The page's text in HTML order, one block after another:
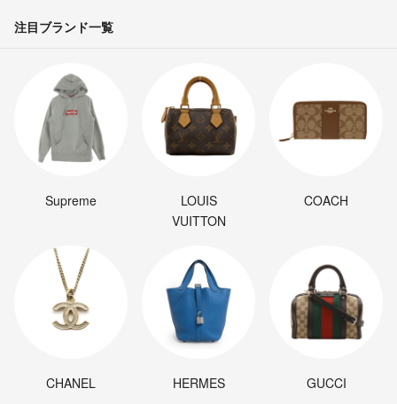
注目ブランド一覧
Supreme
LOUIS
VUITTON
COACH
CHANEL HERMES GUCCI